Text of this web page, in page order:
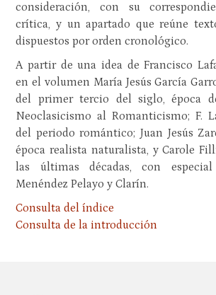
consideración, con su
crítica, y un apartado que reúne
dispuestos por orden cronológico.
A partir de una idea de Francisco
en el volumen María Jesús García
del primer tercio del siglo, época
Neoclasicismo al Romanticismo; F.
del periodo romántico; Juan Jesús
época realista naturalista, y Carole
las últimas décadas, con
Menéndez Pelayo y Clarín.
Consulta del índice
Consulta de la introducción